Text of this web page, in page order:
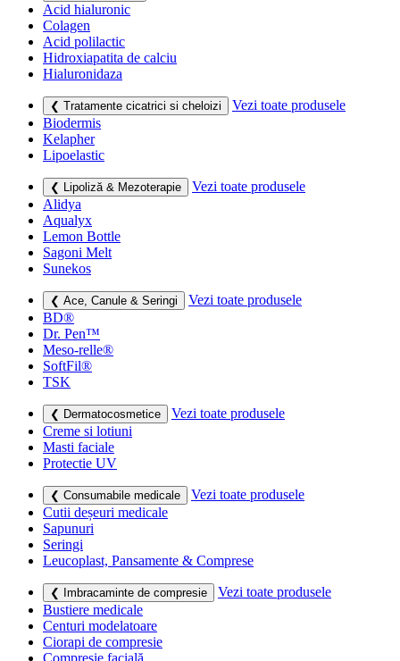
Acid hialuronic
Colagen
Acid polilactic
Hidroxiapatita de calciu
Hialuronidaza
❮ Tratamente cicatrici si cheloizi
Vezi toate produsele
Biodermis
Kelapher
Lipoelastic
❮ Lipoliză & Mezoterapie
Vezi toate produsele
Alidya
Aqualyx
Lemon Bottle
Sagoni Melt
Sunekos
❮ Ace, Canule & Seringi
Vezi toate produsele
BD®
Dr. Pen™
Meso-relle®
SoftFil®
TSK
❮ Dermatocosmetice
Vezi toate produsele
Creme si lotiuni
Masti faciale
Protectie UV
❮ Consumabile medicale
Vezi toate produsele
Cutii deșeuri medicale
Sapunuri
Seringi
Leucoplast, Pansamente & Comprese
❮ Imbracaminte de compresie
Vezi toate produsele
Bustiere medicale
Centuri modelatoare
Ciorapi de compresie
Compresie facială